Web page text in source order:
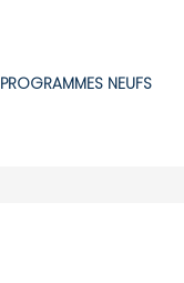
PROGRAMMES NEUFS